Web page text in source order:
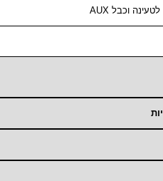
לטעינה וכבלAUX